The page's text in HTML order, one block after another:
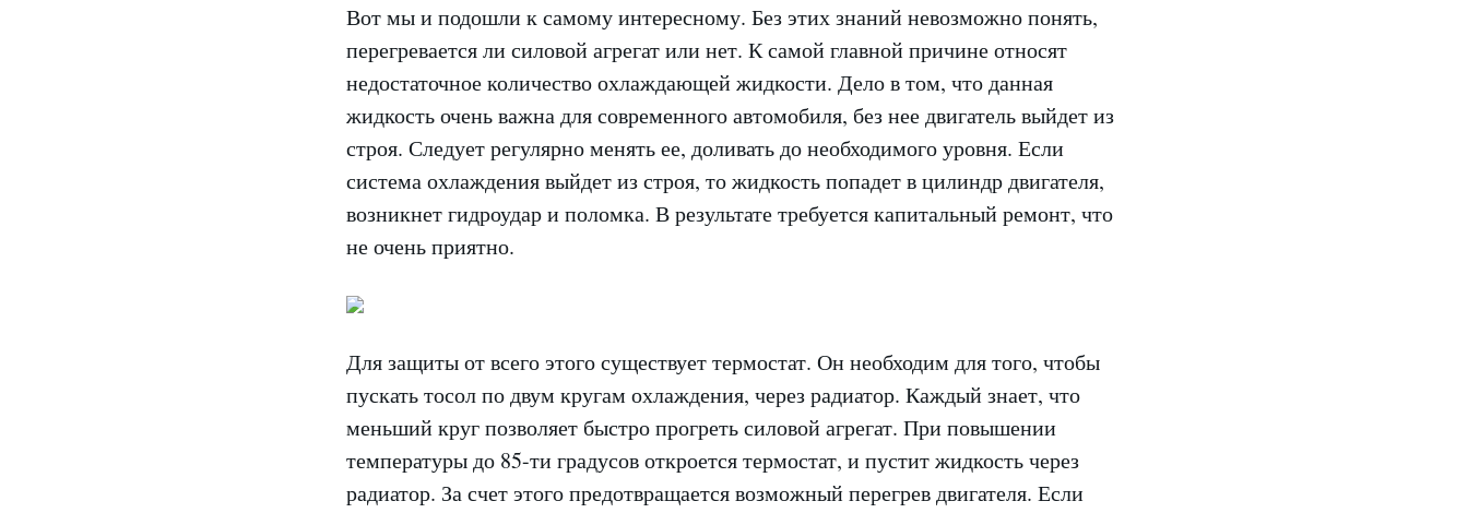
Вот мы и подошли к самому интересному. Без этих знаний невозможно понять,
перегревается ли силовой агрегат или нет. К самой главной причине относят
недостаточное количество охлаждающей жидкости. Дело в том, что данная
жидкость очень важна для современного автомобиля, без нее двигатель выйдет из
строя. Следует регулярно менять ее, доливать до необходимого уровня. Если
система охлаждения выйдет из строя, то жидкость попадет в цилиндр двигателя,
возникнет гидроудар и поломка. В результате требуется капитальный ремонт, что
не очень приятно.
Для защиты от всего этого существует термостат. Он необходим для того, чтобы
пускать тосол по двум кругам охлаждения, через радиатор. Каждый знает, что
меньший круг позволяет быстро прогреть силовой агрегат. При повышении
температуры до 85-ти градусов откроется термостат, и пустит жидкость через
радиатор. За счет этого предотвращается возможный перегрев двигателя. Если